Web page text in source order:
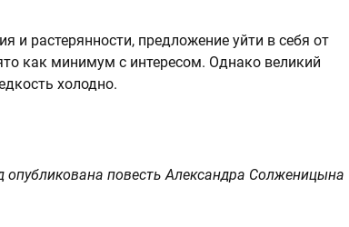
и растерянности, предложение уйти в себя от
как минимум с интересом. Однако великий
холодно.
повесть Александра Солженицына